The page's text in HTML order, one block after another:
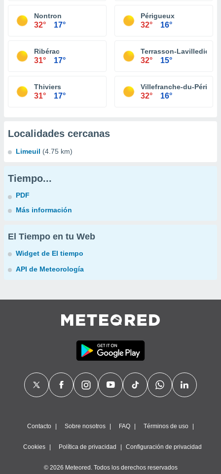
Nontron
32° 17°
Périgueux
32° 16°
Ribérac
31° 17°
Terrasson-Lavilledieu
32° 15°
Thiviers
31° 17°
Villefranche-du-
32° 16°
Localidades cercanas
Limeuil (4.75 km)
Tiempo...
PDF
Más información
El Tiempo en tu Web
Widget de El tiempo
API de Meteorología
Contacto Sobre nosotros FAQ Términos de uso
Cookies Política de privacidad Configuración de privacidad
© 2026 Meteored. Todos los derechos reservados